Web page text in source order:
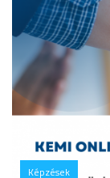
Képzések